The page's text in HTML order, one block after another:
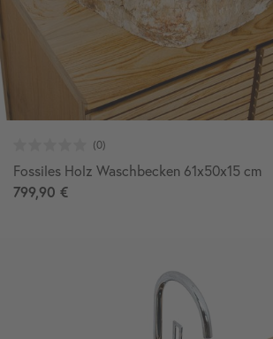
Fossiles Holz Waschbecken 61x50x15 cm
799,90 €